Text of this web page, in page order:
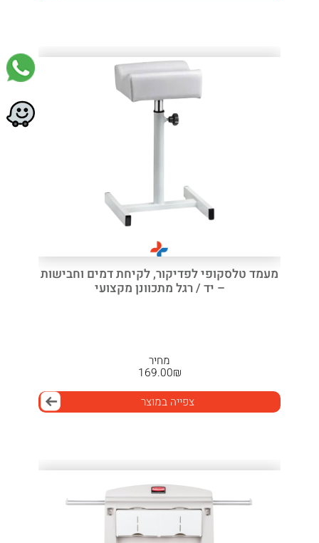
מעמד טלסקופי לפדיקור, לקיחת דמים וחבישות
– יד / רגל מתכוונן מקצועי
מחיר
₪
169.00
צפייה במוצר